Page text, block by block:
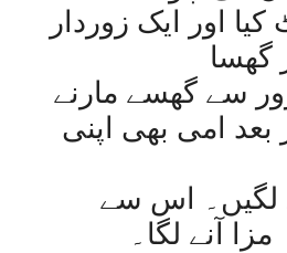
اور ایک زوردار
گھسا
سے گھسے مارنے
بعد امی بھی اپنی
لگیں۔ اس سے
آنے لگا۔